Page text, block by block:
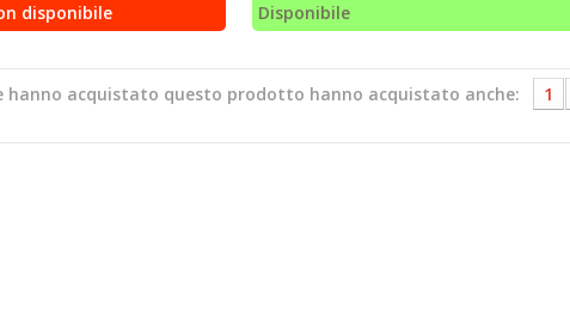
disponibile Disponibile
hanno acquistato questo prodotto hanno acquistato anche: 1